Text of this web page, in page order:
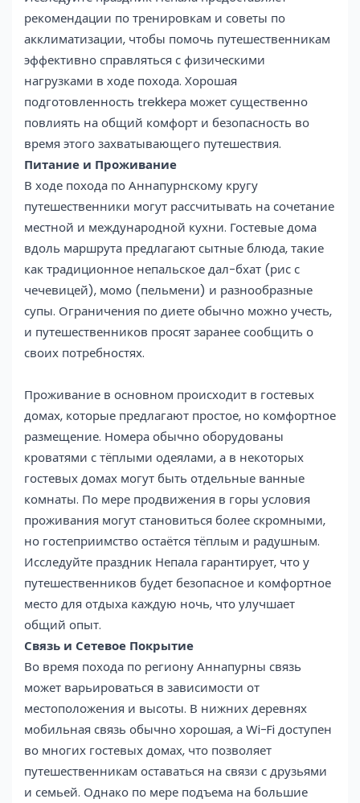
рекомендации по тренировкам и советы по
акклиматизации, чтобы помочь путешественникам
эффективно справляться с физическими
нагрузками в ходе похода. Хорошая
подготовленность trekkера может существенно
повлиять на общий комфорт и безопасность во
время этого захватывающего путешествия.
Питание и Проживание
В ходе похода по Аннапурнскому кругу
путешественники могут рассчитывать на сочетание
местной и международной кухни. Гостевые дома
вдоль маршрута предлагают сытные блюда, такие
как традиционное непальское дал-бхат (рис с
чечевицей), момо (пельмени) и разнообразные
супы. Ограничения по диете обычно можно учесть,
и путешественников просят заранее сообщить о
своих потребностях.
Проживание в основном происходит в гостевых
домах, которые предлагают простое, но комфортное
размещение. Номера обычно оборудованы
кроватями с тёплыми одеялами, а в некоторых
гостевых домах могут быть отдельные ванные
комнаты. По мере продвижения в горы условия
проживания могут становиться более скромными,
но гостеприимство остаётся тёплым и радушным.
Исследуйте праздник Непала гарантирует, что у
путешественников будет безопасное и комфортное
место для отдыха каждую ночь, что улучшает
общий опыт.
Связь и Сетевое Покрытие
Во время похода по региону Аннапурны связь
может варьироваться в зависимости от
местоположения и высоты. В нижних деревнях
мобильная связь обычно хорошая, а Wi-Fi доступен
во многих гостевых домах, что позволяет
путешественникам оставаться на связи с друзьями
и семьей. Однако по мере подъема на большие